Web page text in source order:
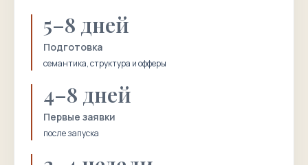
5–8 дней
Подготовка
семантика, структура и офферы
4–8 дней
Первые заявки
после запуска